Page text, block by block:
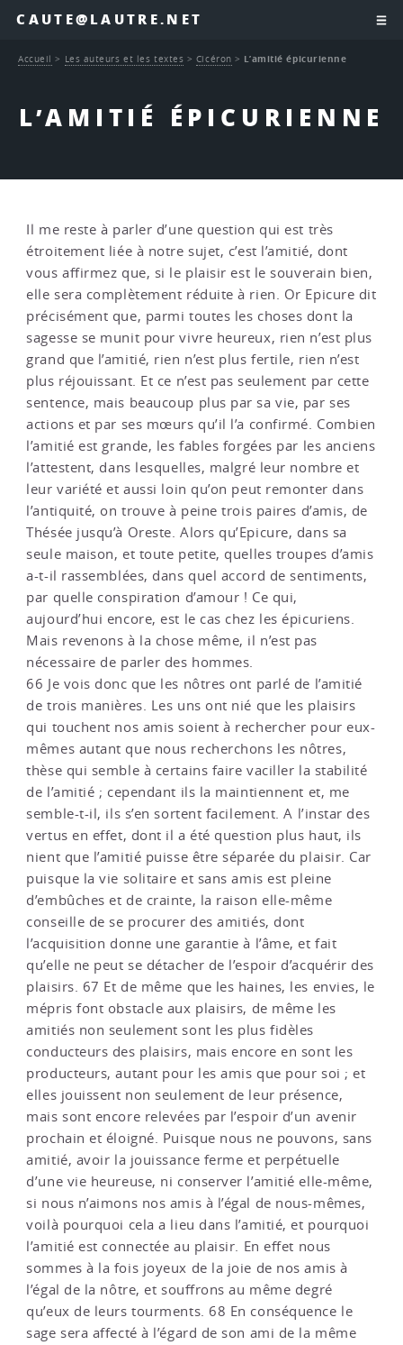
CAUTE@LAUTRE.NET
L’AMITIÉ ÉPICURIENNE
Accueil > Les auteurs et les textes > Cicéron > L’amitié épicurienne
Il me reste à parler d’une question qui est très
étroitement liée à notre sujet, c’est l’amitié, dont
vous affirmez que, si le plaisir est le souverain bien,
elle sera complètement réduite à rien. Or Epicure dit
précisément que, parmi toutes les choses dont la
sagesse se munit pour vivre heureux, rien n’est plus
grand que l’amitié, rien n’est plus fertile, rien n’est
plus réjouissant. Et ce n’est pas seulement par cette
sentence, mais beaucoup plus par sa vie, par ses
actions et par ses mœurs qu’il l’a confirmé. Combien
l’amitié est grande, les fables forgées par les anciens
l’attestent, dans lesquelles, malgré leur nombre et
leur variété et aussi loin qu’on peut remonter dans
l’antiquité, on trouve à peine trois paires d’amis, de
Thésée jusqu’à Oreste. Alors qu’Epicure, dans sa
seule maison, et toute petite, quelles troupes d’amis
a-t-il rassemblées, dans quel accord de sentiments,
par quelle conspiration d’amour ! Ce qui,
aujourd’hui encore, est le cas chez les épicuriens.
Mais revenons à la chose même, il n’est pas
nécessaire de parler des hommes.
66 Je vois donc que les nôtres ont parlé de l’amitié
de trois manières. Les uns ont nié que les plaisirs
qui touchent nos amis soient à rechercher pour eux-
mêmes autant que nous recherchons les nôtres,
thèse qui semble à certains faire vaciller la stabilité
de l’amitié ; cependant ils la maintiennent et, me
semble-t-il, ils s’en sortent facilement. A l’instar des
vertus en effet, dont il a été question plus haut, ils
nient que l’amitié puisse être séparée du plaisir. Car
puisque la vie solitaire et sans amis est pleine
d’embûches et de crainte, la raison elle-même
conseille de se procurer des amitiés, dont
l’acquisition donne une garantie à l’âme, et fait
qu’elle ne peut se détacher de l’espoir d’acquérir des
plaisirs. 67 Et de même que les haines, les envies, le
mépris font obstacle aux plaisirs, de même les
amitiés non seulement sont les plus fidèles
conducteurs des plaisirs, mais encore en sont les
producteurs, autant pour les amis que pour soi ; et
elles jouissent non seulement de leur présence,
mais sont encore relevées par l’espoir d’un avenir
prochain et éloigné. Puisque nous ne pouvons, sans
amitié, avoir la jouissance ferme et perpétuelle
d’une vie heureuse, ni conserver l’amitié elle-même,
si nous n’aimons nos amis à l’égal de nous-mêmes,
voilà pourquoi cela a lieu dans l’amitié, et pourquoi
l’amitié est connectée au plaisir. En effet nous
sommes à la fois joyeux de la joie de nos amis à
l’égal de la nôtre, et souffrons au même degré
qu’eux de leurs tourments. 68 En conséquence le
sage sera affecté à l’égard de son ami de la même